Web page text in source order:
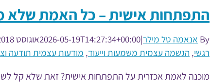
התפתחות אישית – כל האמת שלא
By אנאמה טל מילר|
2026-05-19T14:27:34+00:00אוגוסט 27th, 2018
רגשי, הגשמה עצמית משמעות וייעוד, מודעות עצמית תודעה
מוכנה לאמת אכזרית על התפתחות אישית? זאת שלא קל